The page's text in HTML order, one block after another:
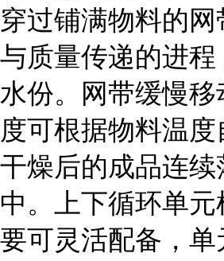
穿过铺满物料的
与质量传递的进
水份。网带缓慢移
度可根据物料温度
干燥后的成品连续
中。上下循环单
要可灵活配备，